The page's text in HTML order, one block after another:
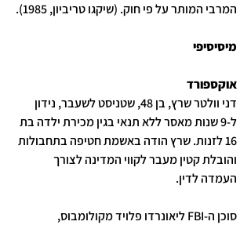
המרבי המותר על פי חוק. (שיקגו טריביון, 1985).
מיסיסיפי
אוקספורד
דני וולטר שרץ, בן 48, שטניסט לשעבר, נידון
ל-9 שנות מאסר ללא תנאי בגין מכירת ילדה בת
16 לזנות. שרץ הודה באשמת חטיפה בתחבולות
והובלת קטין מעבר לקווי המדינה לצורך
העמדה לדין.
סוכן ה-FBI ליאונרדו פלויד מקולומבוס,